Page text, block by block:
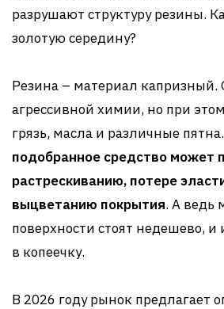
разрушают структуру резины.
золотую середину?
Резина – материал капризный.
агрессивной химии, но при
грязь, масла и различные пятна.
подобранное средство может
растрескиванию, потере
выцветанию покрытия. А ведь
поверхности стоят недешево, и
в копеечку.
В 2026 году рынок предлагает